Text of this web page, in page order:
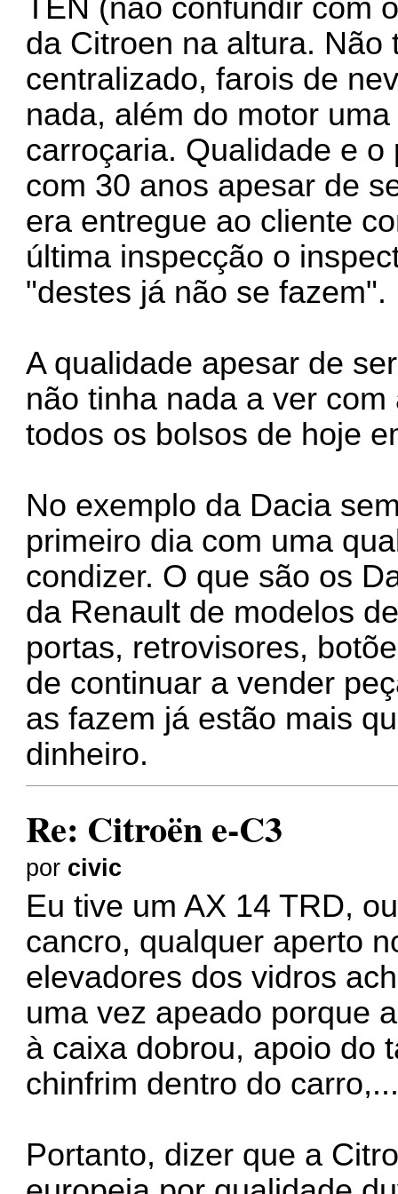
TEN (não confundir com
da Citroen na altura.
centralizado, farois de
nada, além do motor
carroçaria. Qualidade e
com 30 anos apesar de
era entregue ao cliente
última inspecção o
"destes já não se fazem".
A qualidade apesar de
não tinha nada a ver
todos os bolsos de hoje
No exemplo da Dacia
primeiro dia com uma
condizer. O que são os
da Renault de modelos
portas, retrovisores,
de continuar a vender
as fazem já estão mais
dinheiro.
Re: Citroën e-C3
por civic
Eu tive um AX 14 TRD,
cancro, qualquer aperto
elevadores dos vidros
uma vez apeado porque
à caixa dobrou, apoio do
chinfrim dentro do
Portanto, dizer que a